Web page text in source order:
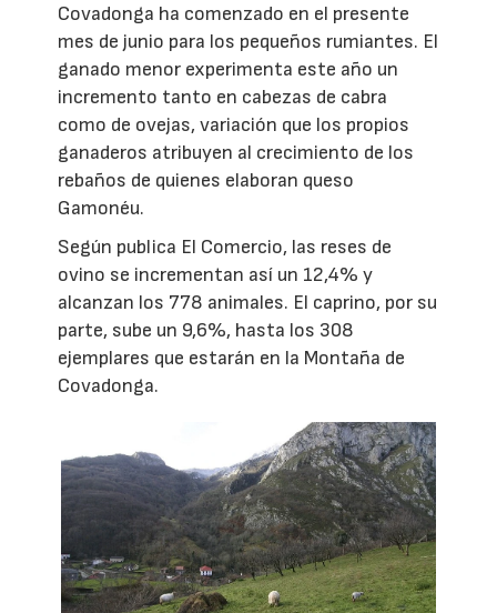
Covadonga ha comenzado en el presente
mes de junio para los pequeños rumiantes. El
ganado menor experimenta este año un
incremento tanto en cabezas de cabra
como de ovejas, variación que los propios
ganaderos atribuyen al crecimiento de los
rebaños de quienes elaboran queso
Gamonéu.
Según publica El Comercio, las reses de
ovino se incrementan así un 12,4% y
alcanzan los 778 animales. El caprino, por su
parte, sube un 9,6%, hasta los 308
ejemplares que estarán en la Montaña de
Covadonga.